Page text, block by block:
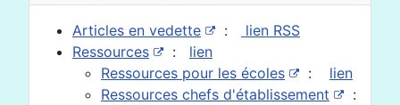
Articles en vedette :
lien RSS
Ressources
: lien
Ressources pour les écoles
: lien
Ressources chefs d'établissement
: